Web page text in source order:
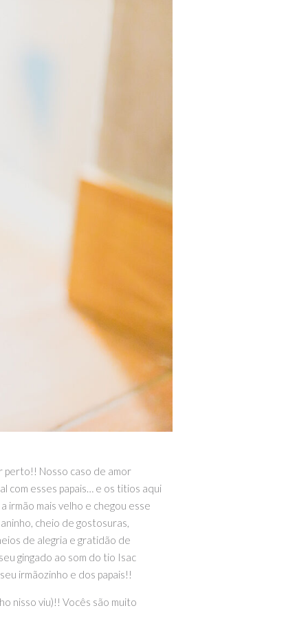
perto!! Nosso caso de amor
com esses papais… e os titios aqui
irmão mais velho e chegou esse
cheio de gostosuras,
de alegria e gratidão de
gingado ao som do tio Isac
irmãozinho e dos papais!!
nisso viu)!! Vocês são muito